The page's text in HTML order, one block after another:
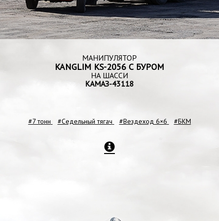
МАНИПУЛЯТОР
KANGLIM KS-2056 С БУРОМ
НА ШАССИ
КАМАЗ-43118
#7 тонн #Седельный тягач #Вездеход 6×6 #БКМ